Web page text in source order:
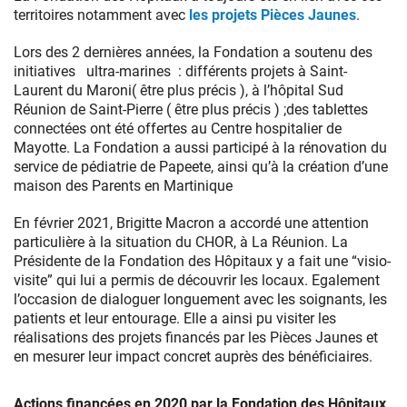
territoires notamment avec les projets Pièces Jaunes.
Lors des 2 dernières années, la Fondation a soutenu des
initiatives ultra-marines : différents projets à Saint-
Laurent du Maroni( être plus précis ), à l’hôpital Sud
Réunion de Saint-Pierre ( être plus précis ) ;des tablettes
connectées ont été offertes au Centre hospitalier de
Mayotte. La Fondation a aussi participé à la rénovation du
service de pédiatrie de Papeete, ainsi qu’à la création d’une
maison des Parents en Martinique
En février 2021, Brigitte Macron a accordé une attention
particulière à la situation du CHOR, à La Réunion. La
Présidente de la Fondation des Hôpitaux y a fait une “visio-
visite” qui lui a permis de découvrir les locaux. Egalement
l’occasion de dialoguer longuement avec les soignants, les
patients et leur entourage. Elle a ainsi pu visiter les
réalisations des projets financés par les Pièces Jaunes et
en mesurer leur impact concret auprès des bénéficiaires.